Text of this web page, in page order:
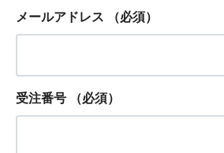
メールアドレス （必須）
受注番号 （必須）